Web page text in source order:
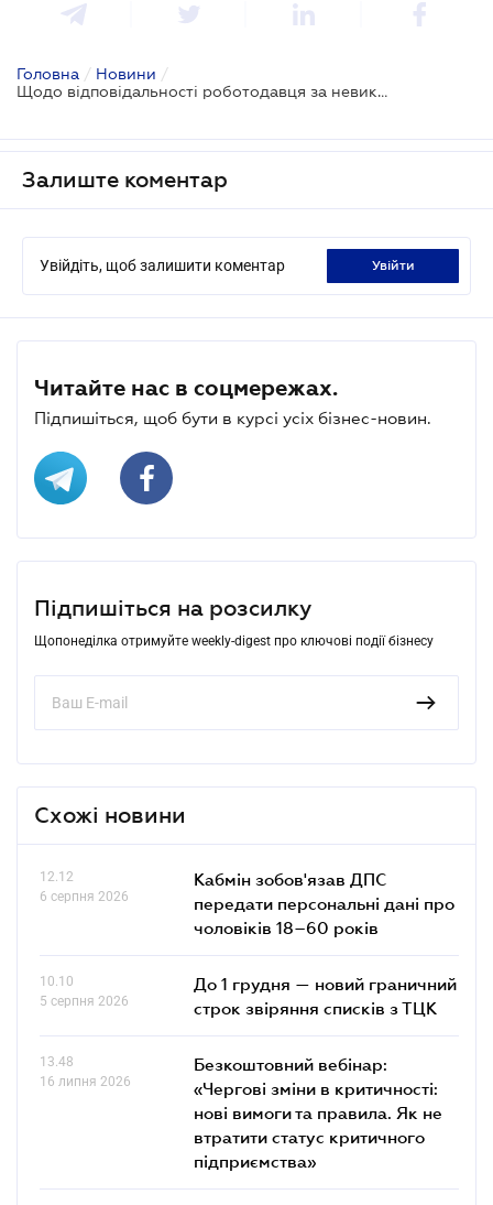
Головна / Новини /
Щодо відповідальності роботодавця за невикористані відпустки
Залиште коментар
Увійдіть, щоб залишити коментар увійти
Читайте нас в соцмережах.
Підпишіться, щоб бути в курсі усіх бізнес-новин.
Підпишіться на розсилку
Щопонеділка отримуйте weekly-digest про ключові події бізнесу
Схожі новини
12.12
6 серпня 2026
Кабмін зобов'язав ДПС
передати персональні дані про
чоловіків 18–60 років
10.10
5 серпня 2026
До 1 грудня — новий граничний
строк звіряння списків з ТЦК
13.48
16 липня 2026
Безкоштовний вебінар:
«Чергові зміни в критичності:
нові вимоги та правила. Як не
втратити статус критичного
підприємства»